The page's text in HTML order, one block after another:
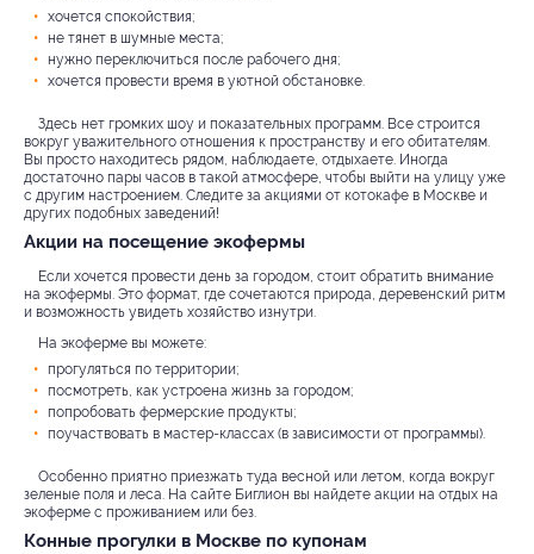
хочется спокойствия;
не тянет в шумные места;
нужно переключиться после рабочего дня;
хочется провести время в уютной обстановке.
Здесь нет громких шоу и показательных программ. Все строится
вокруг уважительного отношения к пространству и его обитателям.
Вы просто находитесь рядом, наблюдаете, отдыхаете. Иногда
достаточно пары часов в такой атмосфере, чтобы выйти на улицу уже
с другим настроением. Следите за акциями от котокафе в Москве и
других подобных заведений!
Акции на посещение экофермы
Если хочется провести день за городом, стоит обратить внимание
на экофермы. Это формат, где сочетаются природа, деревенский ритм
и возможность увидеть хозяйство изнутри.
На экоферме вы можете:
прогуляться по территории;
посмотреть, как устроена жизнь за городом;
попробовать фермерские продукты;
поучаствовать в мастер-классах (в зависимости от программы).
Особенно приятно приезжать туда весной или летом, когда вокруг
зеленые поля и леса. На сайте Биглион вы найдете акции на отдых на
экоферме с проживанием или без.
Конные прогулки в Москве по купонам